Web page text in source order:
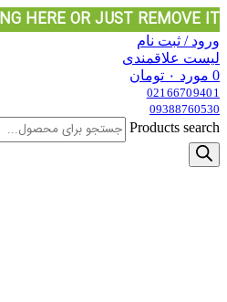
HERE OR JUST REMOVE IT…
ورود / ثبت نام
لیست علاقمندی
0 مورد ۰ تومان
02166709401
09388760530
Products search